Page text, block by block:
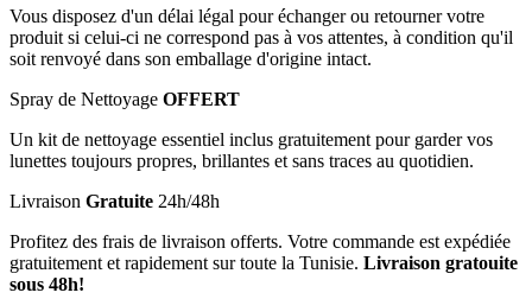
Vous disposez d'un délai légal pour échanger ou retourner votre
produit si celui-ci ne correspond pas à vos attentes, à condition qu'il
soit renvoyé dans son emballage d'origine intact.
Spray de Nettoyage OFFERT
Un kit de nettoyage essentiel inclus gratuitement pour garder vos
lunettes toujours propres, brillantes et sans traces au quotidien.
Livraison Gratuite 24h/48h
Profitez des frais de livraison offerts. Votre commande est expédiée
gratuitement et rapidement sur toute la Tunisie. Livraison gratouite
sous 48h!